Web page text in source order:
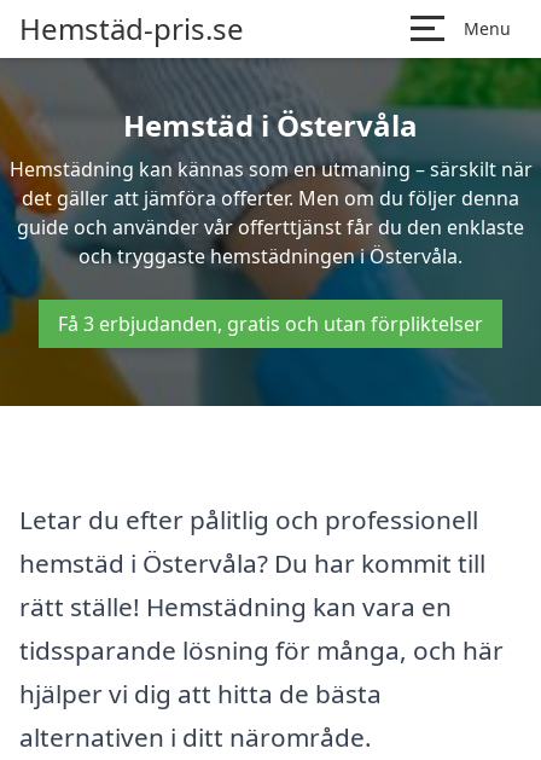
Hemstäd-pris.se Menu
Hemstäd i Östervåla
Hemstädning kan kännas som en utmaning – särskilt när
det gäller att jämföra offerter. Men om du följer denna
guide och använder vår offerttjänst får du den enklaste
och tryggaste hemstädningen i Östervåla.
Få 3 erbjudanden, gratis och utan förpliktelser
Letar du efter pålitlig och professionell
hemstäd i Östervåla? Du har kommit till
rätt ställe! Hemstädning kan vara en
tidssparande lösning för många, och här
hjälper vi dig att hitta de bästa
alternativen i ditt närområde.